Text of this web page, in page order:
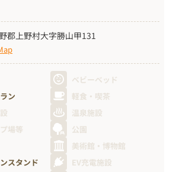
郡上野村大字勝山甲131
ベビーベッド
ン
軽食・喫茶
温泉施設
場等
公園
美術館・博物館
スタンド
EV充電施設